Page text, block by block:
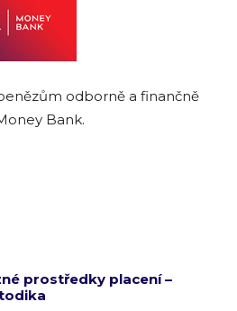
odborně a finančně
Bank.
prostředky placení –